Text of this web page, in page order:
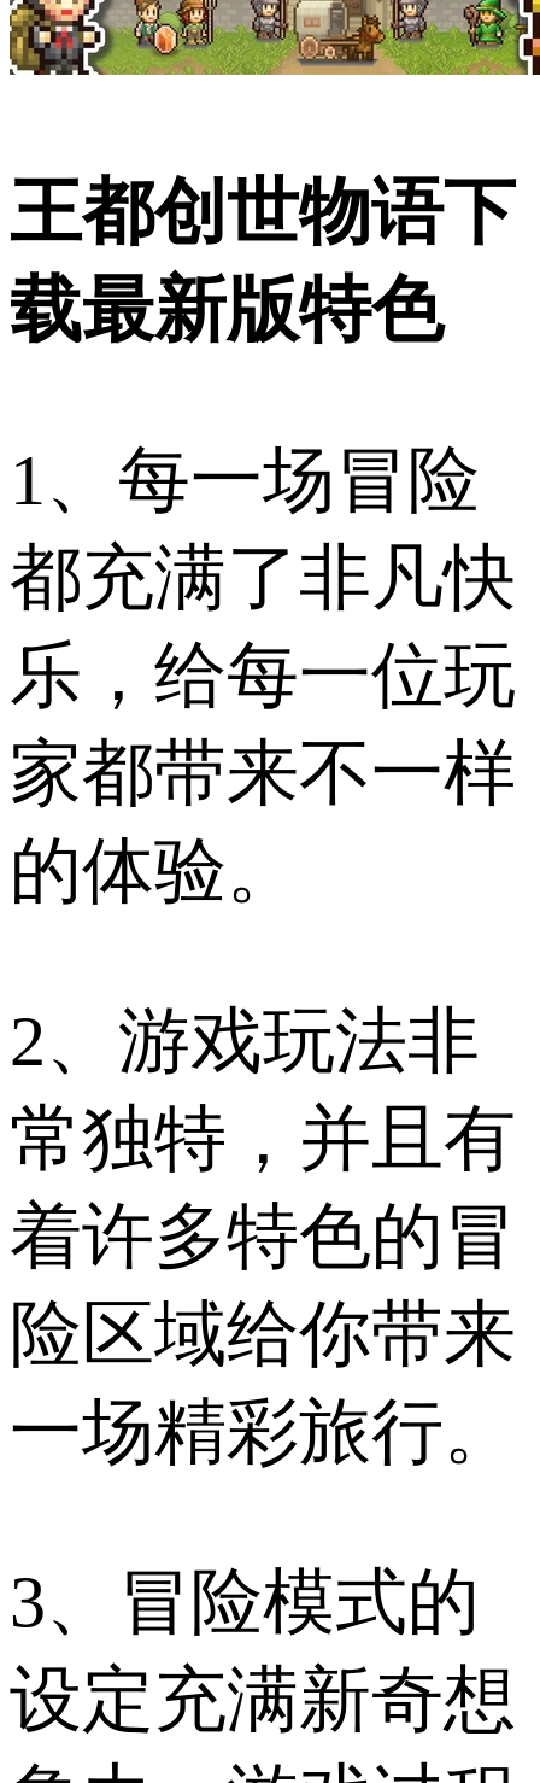
王都创世物语下
载最新版特色
1、每一场冒险
都充满了非凡快
乐，给每一位玩
家都带来不一样
的体验。
2、游戏玩法非
常独特，并且有
着许多特色的冒
险区域给你带来
一场精彩旅行。
3、冒险模式的
设定充满新奇想